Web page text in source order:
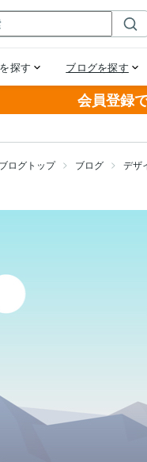
会員登録
ブログトップ ブログ デザ